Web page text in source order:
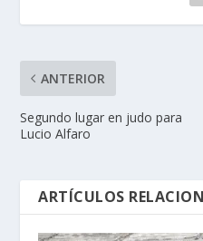
ANTERIOR
Segundo lugar en judo para
Lucio Alfaro
ARTÍCULOS